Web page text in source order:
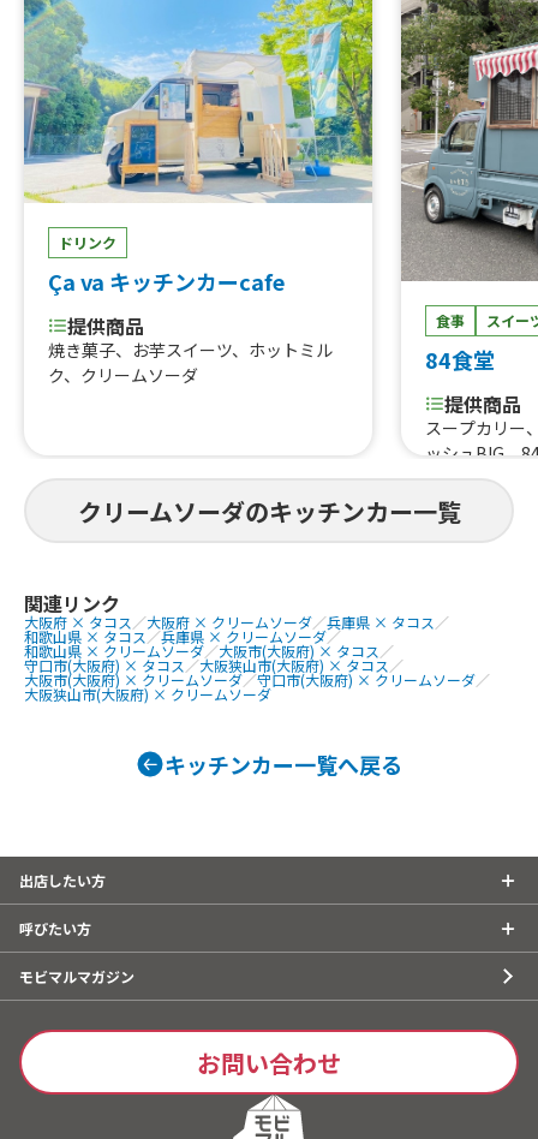
ドリンク
Ça va キッチンカーcafe
提供商品
焼き菓子、お芋スイーツ、ホットミル
ク、クリームソーダ
食事 スイー
84食堂
提供商品
スープカリー
ッシュBIG、
り、各種ドリ
デー、クリ
焼肉DON、
クリームソーダのキッチンカー一覧
関連リンク
大阪府 × タコス／大阪府 × クリームソーダ／兵庫県 × タコス／
和歌山県 × タコス／兵庫県 × クリームソーダ／
和歌山県 × クリームソーダ／大阪市(大阪府) × タコス／
守口市(大阪府) × タコス／大阪狭山市(大阪府) × タコス／
大阪市(大阪府) × クリームソーダ／守口市(大阪府) × クリームソーダ／
大阪狭山市(大阪府) × クリームソーダ
キッチンカー一覧へ戻る
出店したい方
呼びたい方
モビマルマガジン
お問い合わせ